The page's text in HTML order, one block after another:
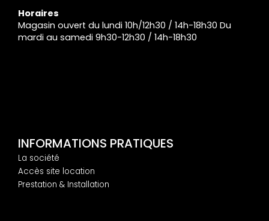
Horaires
Magasin ouvert du lundi 10h/12h30 / 14h-18h30 Du
mardi au samedi 9h30-12h30 / 14h-18h30
INFORMATIONS PRATIQUES
La société
Accès site location
Prestation & Installation